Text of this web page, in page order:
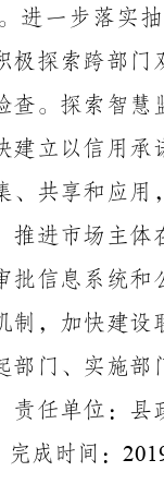
进一步落实
极探索跨部
。探索智慧
建立以信用
、共享和应
推进市场主
批信息系统
制，加快建
部门、实施
责任单位：
成时间：